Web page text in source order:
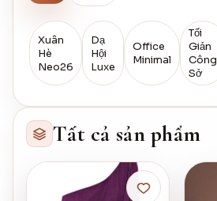
Xuân
Hè
Neo26
Dạ
Hội
Luxe
Office
Minimal
Tối
Giản
Công
Sở
Tất cả sản phẩm